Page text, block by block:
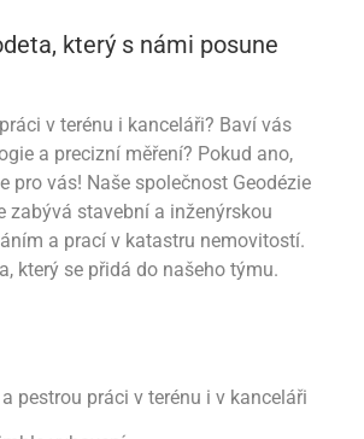
který s námi posune
v terénu i kanceláři? Baví vás
a precizní měření? Pokud ano,
pro vás! Naše společnost Geodézie
zabývá stavební a inženýrskou
a prací v katastru nemovitostí.
který se přidá do našeho týmu.
pestrou práci v terénu i v kanceláři